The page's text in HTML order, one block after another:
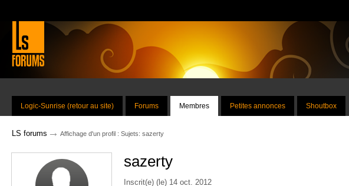
Logic-Sunrise (retour au site) Forums Membres Petites annonces Shoutbox
LS forums → Affichage d'un profil : Sujets: sazerty
sazerty
Inscrit(e) (le) 14 oct. 2012